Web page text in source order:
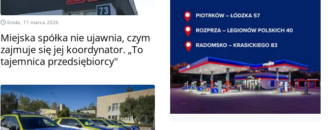
środa, 11 marca 2026
Miejska spółka nie ujawnia, czym
zajmuje się jej koordynator. „To
tajemnica przedsiębiorcy"